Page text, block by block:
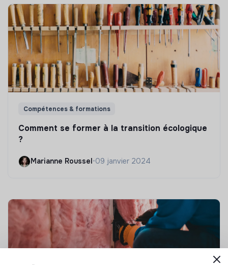
Compétences & formations
Comment se former à la transition écologique
?
Marianne Roussel •09 janvier 2024